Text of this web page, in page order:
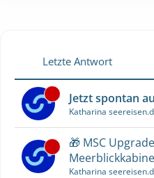
Letzte Antwort
Jetzt spontan
Katharina
🎁 MSC
Katharina